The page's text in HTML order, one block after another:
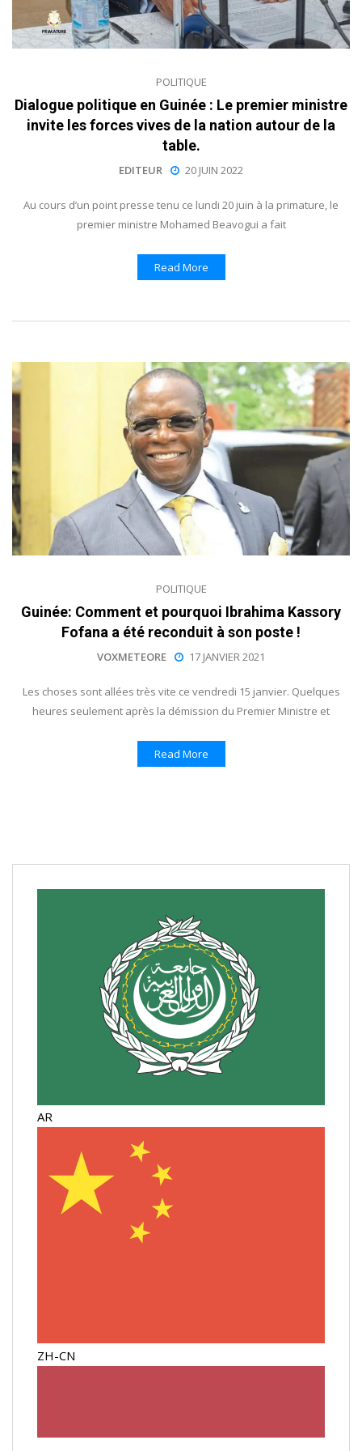
POLITIQUE
Dialogue politique en Guinée : Le premier ministre
invite les forces vives de la nation autour de la
table.
EDITEUR 20 JUIN 2022
Au cours d’un point presse tenu ce lundi 20 juin à la primature, le
premier ministre Mohamed Beavogui a fait
Read More
POLITIQUE
Guinée: Comment et pourquoi Ibrahima Kassory
Fofana a été reconduit à son poste !
VOXMETEORE 17 JANVIER 2021
Les choses sont allées très vite ce vendredi 15 janvier. Quelques
heures seulement après la démission du Premier Ministre et
Read More
AR
ZH-CN